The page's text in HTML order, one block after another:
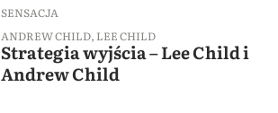
SENSACJA
ANDREW CHILD, LEE CHILD
Strategia wyjścia – Lee Child i
Andrew Child